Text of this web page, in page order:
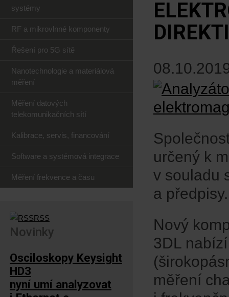
určený k
v souladu
a předpisy.
Nový
3DL
měření
systémy
RF a mikrovlnné komponenty
Řešení pro 5G sítě
Nanotechnologie a materiálová
měření
Měření datových
telekomunikačních sítí
Kalibrace, servis, financování
Software a systémová integrace
Měření frekvence a času
RSS
Novinky
Osciloskopy Keysight
HD3
nyní umí analyzovat